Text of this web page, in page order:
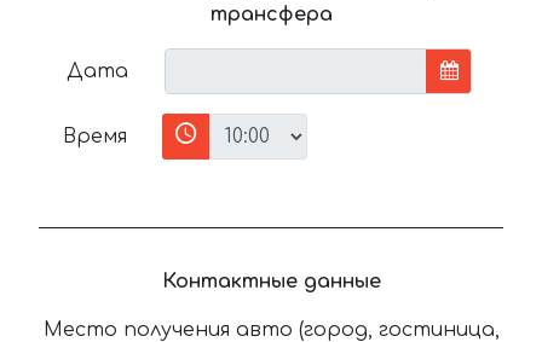
трансфера
Дата
Время
Контактные данные
Место получения авто (город, гостиница,